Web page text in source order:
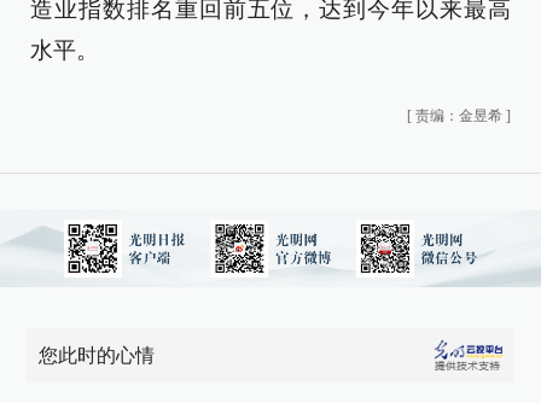
造业指数排名重回前五位，达到今年以来最高
水平。
[ 责编：金昱希 ]
您此时的心情